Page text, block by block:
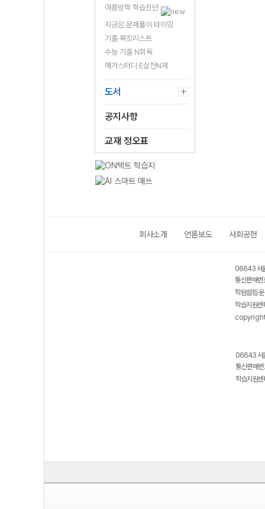
여름방학 학습진단
지금은 문제풀이 타이밍
기출 북킷리스트
수능 기출 N회독
메가스터디 E실전N제
도서
공지사항
교재 정오표
회사소개 언론보도 사회공헌
06643 서
통신판매
학원설립·
학습지원
06643 서
통신판매
학습지원